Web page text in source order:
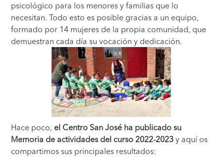
psicológico para los menores y familias que lo
necesitan. Todo esto es posible gracias a un equipo,
formado por 14 mujeres de la propia comunidad, que
demuestran cada día su vocación y dedicación.
Hace poco, el Centro San José ha publicado su
Memoria de actividades del curso 2022-2023 y aquí os
compartimos sus principales resultados: